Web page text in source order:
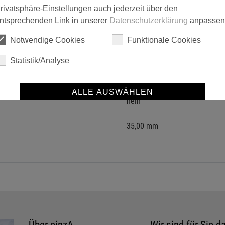
mit mittlerem Raumgewicht und feiner Schaumstruktur. Für
nein
35,00 mm
Einstellungen auch jederzeit über den
Link in unserer Datenschutzerklärung
Notwendige Cookies Funktionale Cookies
Statistik/Analyse
ALLE AUSWÄHLEN